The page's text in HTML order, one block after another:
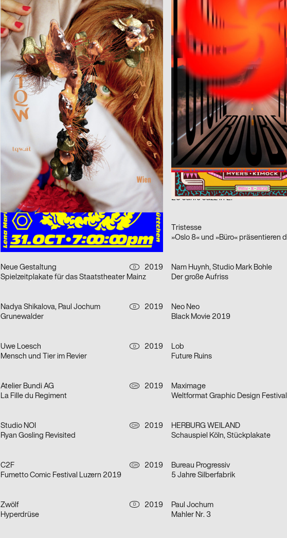
SMILEINITIALPLUS D
2019
SPOILER – Ausstellungsplakate
PANK
Jazz Festival Willisau 2019
Rob&Rose, Christian Spirig CH
2019
Werkstatt Alpen
babyinktwice
POW!
Ariane Spanier Design D
2019
The Lives Of Things
Borinski Louise
A Manifesto of Signs for Equality
2xGoldstein
2019
(zwischen)räume in der gegenwartsmusik
2xGoldstein
Literatur im Blauen Salon SS2019
Leonie Ambrosius, Michel Bütepage
2019
HfG Offenbach Rundgang 2019
Wagenbreth Henning
25 Jahre Jazz in E.
Studio Nicolas Schaltegger
2019
Tanzhaus Zürich
Tristesse
Neue Gestaltung D
2019
Spielzeitplakate für das Staatstheater Mainz
Nam Huynh, Studio Mark Bohle
Der große Aufriss
Nadya Shikalova, Paul Jochum D
2019
Grunewalder
Neo Neo
Black Movie 2019
Uwe Loesch D
2019
Mensch und Tier im Revier
Lob
Future Ruins
Atelier Bundi AG CH
2019
La Fille du Regiment
Maximage
Weltformat Graphic Design Festival
Studio NOI CH
2019
Ryan Gosling Revisited
HERBURG WEILAND
Schauspiel Köln, Stückplakate
C2F CH
2019
Fumetto Comic Festival Luzern 2019
Bureau Progressiv
5 Jahre Silberfabrik
Zwölf D
2019
Hyperdrüse
Paul Jochum
Mahler Nr. 3